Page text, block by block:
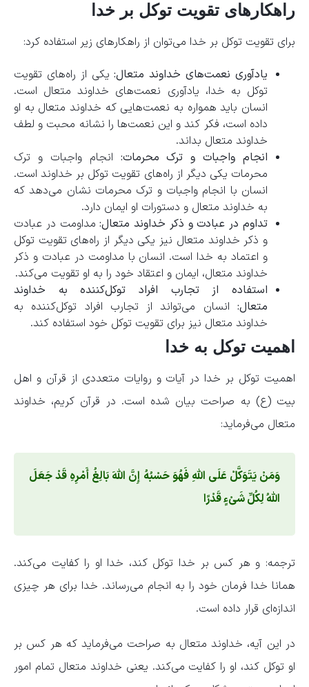
راهکارهای تقویت توکل بر خدا
برای تقویت توکل بر خدا می‌توان از راهکارهای زیر استفاده کرد:
یادآوری نعمت‌های خداوند متعال:یکی از راه‌های تقویت
توکل به خدا، یادآوری نعمت‌های خداوند متعال است.
انسان باید همواره به نعمت‌هایی که خداوند متعال به او
داده است، فکر کند و این نعمت‌ها را نشانه محبت و لطف
خداوند متعال بداند.
انجام واجبات و ترک محرمات: انجام واجبات و ترک
محرمات یکی دیگر از راه‌های تقویت توکل بر خداوند است.
انسان با انجام واجبات و ترک محرمات نشان می‌دهد که
به خداوند متعال و دستورات او ایمان دارد.
تداوم در عبادت و ذکر خداوند متعال:مداومت در عبادت
و ذکر خداوند متعال نیز یکی دیگر از راه‌های تقویت توکل
و اعتماد به خدا است. انسان با مداومت در عبادت و ذکر
خداوند متعال، ایمان و اعتقاد خود را به او تقویت می‌کند.
استفاده از تجارب افراد توکل‌کننده به خداوند
متعال: انسان می‌تواند از تجارب افراد توکل‌کننده به
خداوند متعال نیز برای تقویت توکل خود استفاده کند.
اهمیت توکل به خدا
اهمیت توکل بر خدا در آیات و روایات متعددی از قرآن و اهل
بیت (ع) به صراحت بیان شده است. در قرآن کریم، خداوند
متعال می‌فرماید:
وَمَنْ یَتَوَکَّلْ عَلَى اللَّهِ فَهُوَ حَسْبُهُ إِنَّ اللَّهَ بَالِغُ أَمْرِهِ قَدْ جَعَلَ
اللَّهُ لِکُلِّ شَیْءٍ قَدْرًا
ترجمه: و هر کس بر خدا توکل کند، خدا او را کفایت می‌کند.
همانا خدا فرمان خود را به انجام می‌رساند. خدا برای هر چیزی
اندازه‌ای قرار داده است.
در این آیه، خداوند متعال به صراحت می‌فرماید که هر کس بر
او توکل کند، او را کفایت می‌کند. یعنی خداوند متعال تمام امور